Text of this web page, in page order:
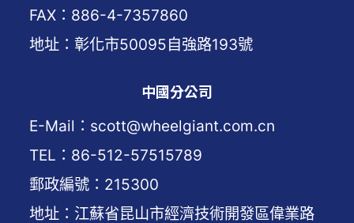
FAX：886-4-7357860
地址：彰化市50095自強路193號
中國分公司
E-Mail：scott@wheelgiant.com.cn
TEL：86-512-57515789
郵政編號：215300
地址：江蘇省昆山市經濟技術開發區偉業路